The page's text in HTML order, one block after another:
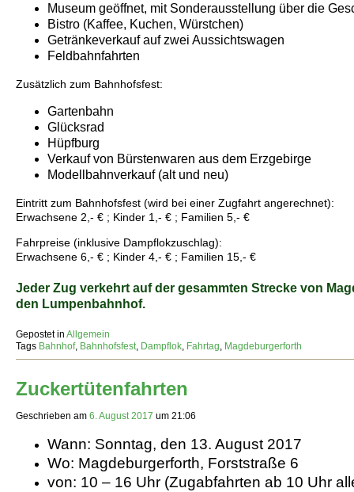
Museum geöffnet, mit Sonderausstellung über die
Bistro (Kaffee, Kuchen, Würstchen)
Getränkeverkauf auf zwei Aussichtswagen
Feldbahnfahrten
Zusätzlich zum Bahnhofsfest:
Gartenbahn
Glücksrad
Hüpfburg
Verkauf von Bürstenwaren aus dem Erzgebirge
Modellbahnverkauf (alt und neu)
Eintritt zum Bahnhofsfest (wird bei einer Zugfahrt angerechnet):
Erwachsene 2,- € ; Kinder 1,- € ; Familien 5,- €
Fahrpreise (inklusive Dampflokzuschlag):
Erwachsene 6,- € ; Kinder 4,- € ; Familien 15,- €
Jeder Zug verkehrt auf der gesammten Strecke von
den Lumpenbahnhof.
Gepostet in Allgemein
Tags Bahnhof, Bahnhofsfest, Dampflok, Fahrtag, Magdeburgerforth
Zuckertütenfahrten
Geschrieben am 6. August 2017 um 21:06
Wann: Sonntag, den 13. August 2017
Wo: Magdeburgerforth, Forststraße 6
von: 10 – 16 Uhr (Zugabfahrten ab 10 Uhr